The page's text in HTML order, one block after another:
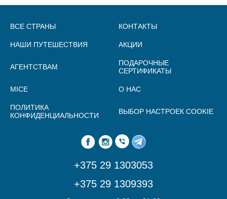
ВСЕ СТРАНЫ КОНТАКТЫ
НАШИ ПУТЕШЕСТВИЯ АКЦИИ
АГЕНТСТВАМ
ПОДАРОЧНЫЕ
СЕРТИФИКАТЫ
MICE О НАС
ПОЛИТИКА
КОНФИДЕНЦИАЛЬНОСТИ
ВЫБОР НАСТРОЕК COOKIE
+375 29 1303053
+375 29 1309393